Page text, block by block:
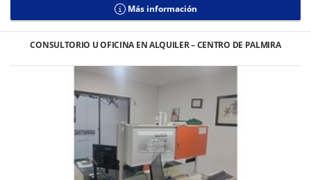
Más información
CONSULTORIO U OFICINA EN ALQUILER – CENTRO DE PALMIRA